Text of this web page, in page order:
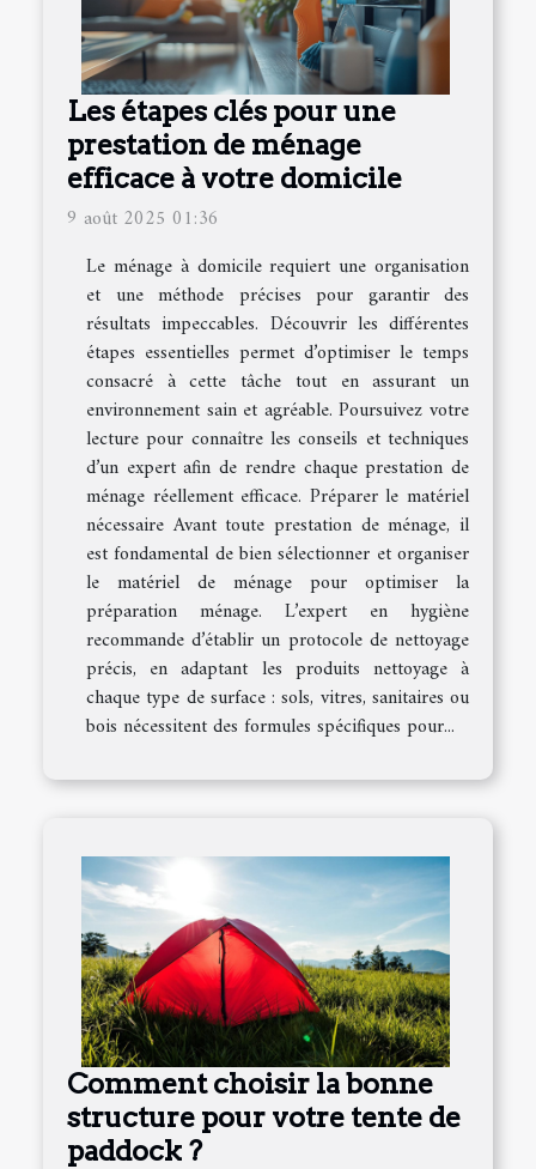
Les étapes clés pour une
prestation de ménage
efficace à votre domicile
9 août 2025 01:36
Le ménage à domicile requiert une organisation
et une méthode précises pour garantir des
résultats impeccables. Découvrir les différentes
étapes essentielles permet d’optimiser le temps
consacré à cette tâche tout en assurant un
environnement sain et agréable. Poursuivez votre
lecture pour connaître les conseils et techniques
d’un expert afin de rendre chaque prestation de
ménage réellement efficace. Préparer le matériel
nécessaire Avant toute prestation de ménage, il
est fondamental de bien sélectionner et organiser
le matériel de ménage pour optimiser la
préparation ménage. L’expert en hygiène
recommande d’établir un protocole de nettoyage
précis, en adaptant les produits nettoyage à
chaque type de surface : sols, vitres, sanitaires ou
bois nécessitent des formules spécifiques pour...
Comment choisir la bonne
structure pour votre tente de
paddock ?